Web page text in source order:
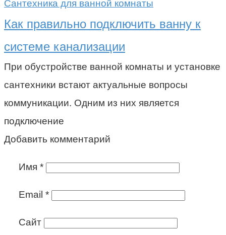
Сантехника для ванной комнаты
Как правильно подключить ванну к
системе канализации
При обустройстве ванной комнаты и установке
сантехники встают актуальные вопросы
коммуникации. Одним из них является
подключение
Добавить комментарий
Имя *
Email *
Сайт